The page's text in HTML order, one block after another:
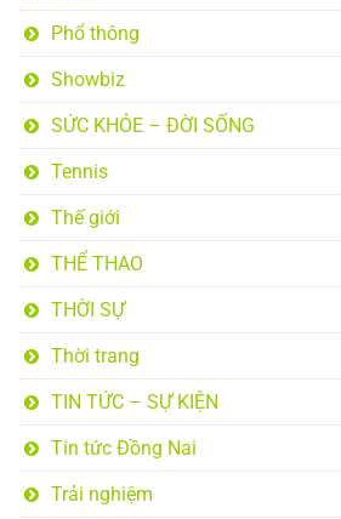
Phổ thông
Showbiz
SỨC KHỎE – ĐỜI SỐNG
Tennis
Thế giới
THỂ THAO
THỜI SỰ
Thời trang
TIN TỨC – SỰ KIỆN
Tin tức Đồng Nai
Trải nghiệm